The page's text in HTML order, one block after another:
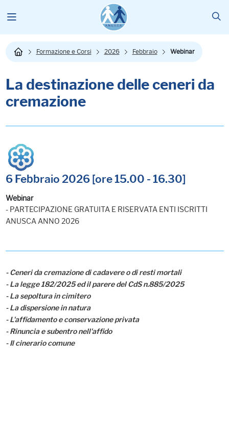
Formazione e Corsi 2026 Febbraio Webinar
La destinazione delle ceneri da
cremazione
6 Febbraio 2026 [ore 15.00 - 16.30]
Webinar
- PARTECIPAZIONE GRATUITA E RISERVATA ENTI ISCRITTI
ANUSCA ANNO 2026
- Ceneri da cremazione di cadavere o di resti mortali
- La legge 182/2025 ed il parere del CdS n.885/2025
- La sepoltura in cimitero
- La dispersione in natura
- L'affidamento e conservazione privata
- Rinuncia e subentro nell'affido
- Il cinerario comune